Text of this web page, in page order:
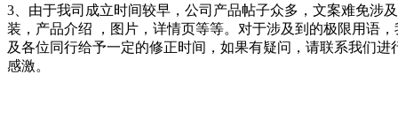
3
由于我司成立时间较早，公司产品帖子众多，文案难免涉
装，产品介绍
，图片，详情页等等。对于涉及到的极限用语
及各位同行给予一定的修正时间， 如果有疑问，请联系我们进
感激。